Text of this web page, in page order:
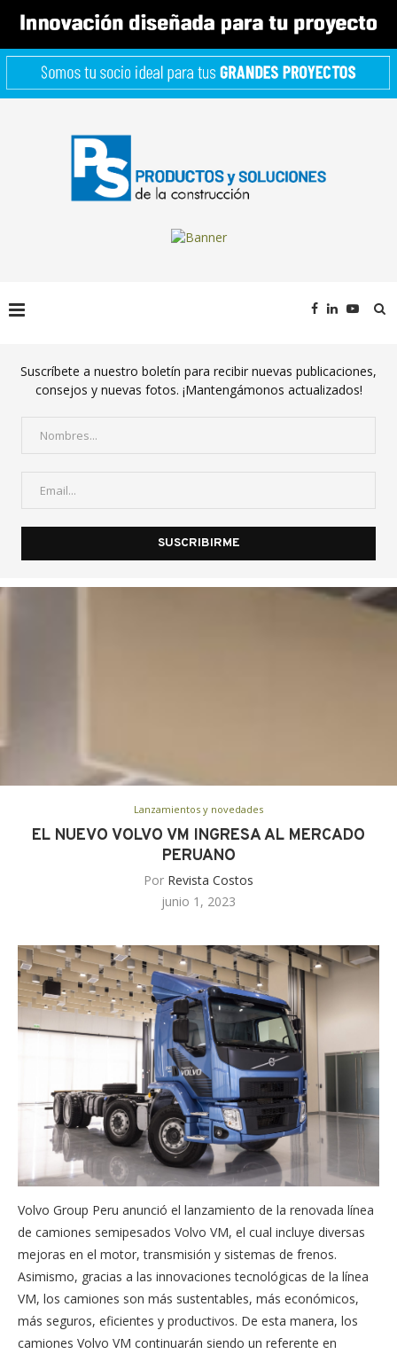
Suscríbete a nuestro boletín para recibir nuevas publicaciones,
consejos y nuevas fotos. ¡Mantengámonos actualizados!
Lanzamientos y novedades
EL NUEVO VOLVO VM INGRESA AL MERCADO
PERUANO
Por Revista Costos
junio 1, 2023
Volvo Group Peru anunció el lanzamiento de la renovada línea
de camiones semipesados Volvo VM, el cual incluye diversas
mejoras en el motor, transmisión y sistemas de frenos.
Asimismo, gracias a las innovaciones tecnológicas de la línea
VM, los camiones son más sustentables, más económicos,
más seguros, eficientes y productivos. De esta manera, los
camiones Volvo VM continuarán siendo un referente en